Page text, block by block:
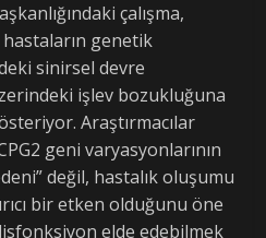
çalışma,
genetik
sinirsel devre
işlev bozukluğuna
Araştırmacılar
geni varyasyonlarının
değil, hastalık oluşumu
bir etken olduğunu öne
elde edebilmek